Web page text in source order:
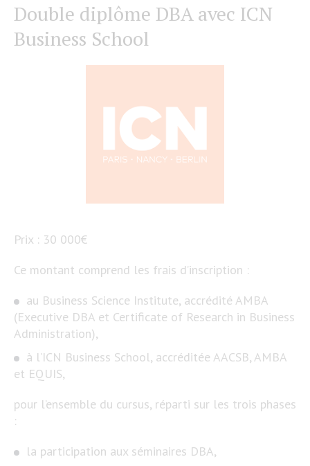
Double diplôme DBA avec ICN
Business School
Prix : 30 000€
Ce montant comprend les frais d’inscription :
au Business Science Institute, accrédité AMBA
(Executive DBA et Certificate of Research in Business
Administration),
à l’ICN Business School, accréditée AACSB, AMBA
et EQUIS,
pour l’ensemble du cursus, réparti sur les trois phases
:
la participation aux séminaires DBA,